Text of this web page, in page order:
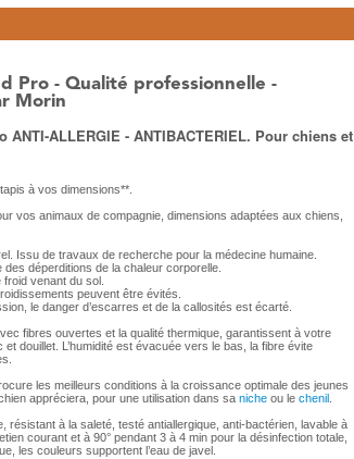
Pro - Qualité professionnelle -
Morin
ANTI-ALLERGIE - ANTIBACTERIEL. Pour chiens et
à vos dimensions**.
vos animaux de compagnie, dimensions adaptées aux chiens,
Issu de travaux de recherche pour la médecine humaine.
des déperditions de la chaleur corporelle.
venant du sol.
peuvent être évités.
le danger d’escarres et de la callosités est écarté.
fibres ouvertes et la qualité thermique, garantissent à votre
douillet. L’humidité est évacuée vers le bas, la fibre évite
les meilleurs conditions à la croissance optimale des jeunes
appréciera, pour une utilisation dans sanicheou lechenil
résistant à la saleté, testé antiallergique, anti-bactérien, lavable à
courant et à 90° pendant 3 à 4 min pour la désinfection totale,
les couleurs supportent l’eau de javel.